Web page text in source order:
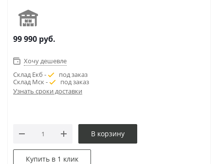
99 990 руб.
Хочу дешевле
Склад Екб -
под заказ
Склад Мск -
под заказ
Узнать сроки доставки
В корзину
Купить в 1 клик